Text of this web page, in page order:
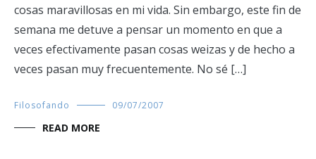
cosas maravillosas en mi vida. Sin embargo, este fin de
semana me detuve a pensar un momento en que a
veces efectivamente pasan cosas weizas y de hecho a
veces pasan muy frecuentemente. No sé […]
Filosofando 09/07/2007
READ MORE